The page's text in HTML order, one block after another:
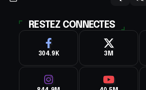
RESTEZ CONNECTES
304.9K 3M